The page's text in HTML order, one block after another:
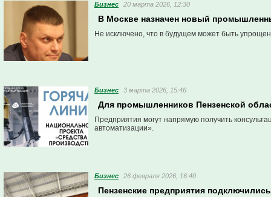
Бизнес 20 марта 2026, 12:30
В Москве назначен новый
Не исключено, что в будущем может быть
Бизнес 3 марта 2026, 15:46
Для промышленников Пензенской
Предприятия могут напрямую получить
автоматизации».
Бизнес 26 февраля 2026, 16:40
Пензенские предприятия